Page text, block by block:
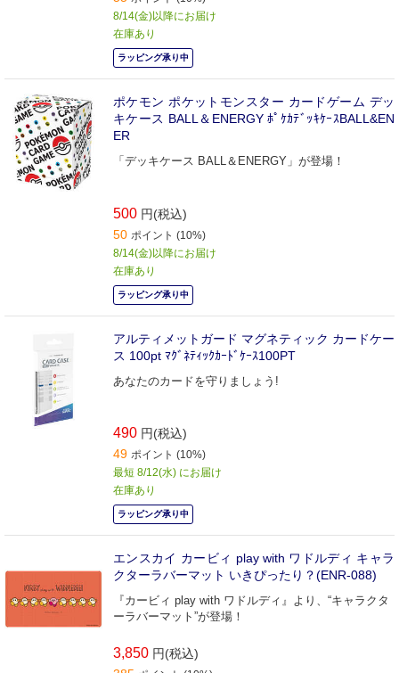
8/14(金)以降にお届け
在庫あり
ラッピング承り中
ポケモン ポケットモンスター カードゲーム デッ
キケース BALL＆ENERGY ﾎﾟｹｶﾃﾞｯｷｹｰｽBALL&EN
ER
「デッキケース BALL＆ENERGY」が登場！
500 円(税込)
50 ポイント (10%)
8/14(金)以降にお届け
在庫あり
ラッピング承り中
アルティメットガード マグネティック カードケー
ス 100pt ﾏｸﾞﾈﾃｨｯｸｶｰﾄﾞｹｰｽ100PT
あなたのカードを守りましょう!
490 円(税込)
49 ポイント (10%)
最短 8/12(水) にお届け
在庫あり
ラッピング承り中
エンスカイ カービィ play with ワドルディ キャラ
クターラバーマット いきぴったり？(ENR-088)
『カービィ play with ワドルディ』より、“キャラクタ
ーラバーマット”が登場！
3,850 円(税込)